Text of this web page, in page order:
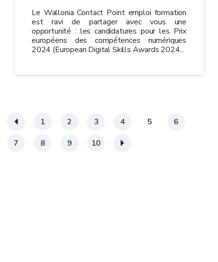
Le Wallonia Contact Point emploi formation
est ravi de partager avec vous une
opportunité : les candidatures pour les Prix
européens des compétences numériques
2024 (European Digital Skills Awards 2024...
« 1 2 3 4 5
6
7
8 9 10 »